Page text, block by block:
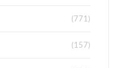
(771)
(157)